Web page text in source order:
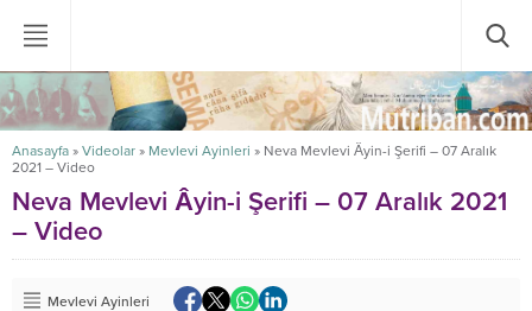
Anasayfa » Videolar » Mevlevi Ayinleri » Neva Mevlevi Âyin-i Şerifi – 07 Aralık
2021 – Video
Neva Mevlevi Âyin-i Şerifi – 07 Aralık 2021
– Video
Mevlevi Ayinleri